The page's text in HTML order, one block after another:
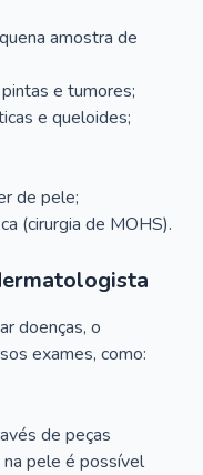
amostra de
e tumores;
e queloides;
de pele;
(cirurgia de MOHS).
doenças, o
exames, como:
de peças
pele é possível